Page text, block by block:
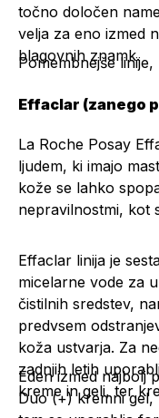
točno določen
velja za eno izmed
blagovnih znamk.
Pomembnejše
Effaclar (zanego
La Roche Posay
ljudem, ki imajo
kože se lahko
nepravilnostmi, kot
Effaclar linija je
micelarne vode za
čistilnih sredstev,
predvsem
koža ustvarja. Za
zadnjih letih
kreme in geli, ter
Eden izmed najbolj
Duo (+) kremni gel,